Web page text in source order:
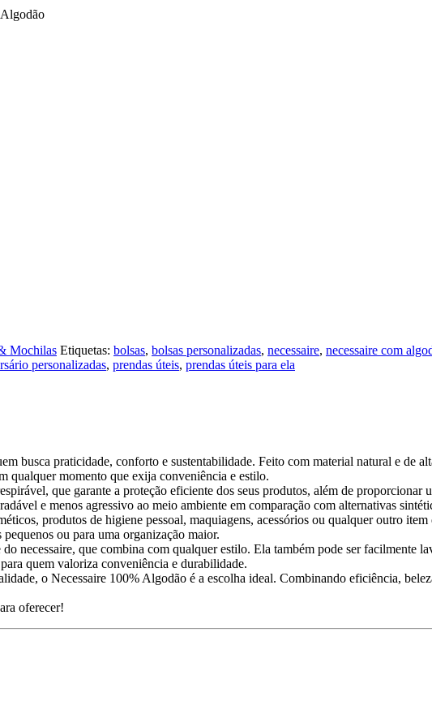
Mochilas Etiquetas: bolsas, bolsas personalizadas, necessaire, necessaire com
personalizadas, prendas úteis, prendas úteis para ela
busca praticidade, conforto e sustentabilidade. Feito com material natural e de
qualquer momento que exija conveniência e estilo.
que garante a proteção eficiente dos seus produtos, além de
e menos agressivo ao meio ambiente em comparação com alternativas
produtos de higiene pessoal, maquiagens, acessórios ou qualquer outro
pequenos ou para uma organização maior.
necessaire, que combina com qualquer estilo. Ela também pode ser facilmente
quem valoriza conveniência e durabilidade.
o Necessaire 100% Algodão é a escolha ideal. Combinando eficiência,
oferecer!